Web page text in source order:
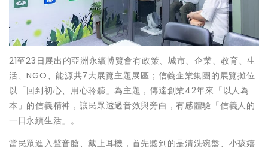
21至23日展出的亞洲永續博覽會有政策、城市、企業、教育、生
活、NGO、能源共7大展覽主題展區；信義企業集團的展覽攤位
以「回到初心、用心聆聽」為主題，傳達創業42年來「以人為
本」的信義精神，讓民眾透過音效與旁白，有感體驗「信義人的
一日永續生活」。
當民眾進入聲音艙、戴上耳機，首先聽到的是清洗碗盤、小孩嬉